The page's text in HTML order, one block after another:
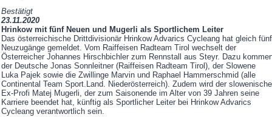
Bestätigt
23.11.2020
Hrinkow mit fünf Neuen und Mugerli als Sportlichem Leiter
Das österreichische Drittdivisionär Hrinkow Advarics Cycleang hat gleich fünf
Neuzugänge gemeldet. Vom Raiffeisen Radteam Tirol wechselt der
Österreicher Johannes Hirschbichler zum Rennstall aus Steyr. Dazu
der Deutsche Jonas Sonnleitner (Raiffeisen Radteam Tirol), der Slowene
Luka Pajek sowie die Zwillinge Marvin und Raphael Hammerschmid (alle
Continental Team Sport.Land. Niederösterreich). Zudem wird der slowenische
Ex-Profi Matej Mugerli, der zum Saisonende im Alter von 39 Jahren seine
Karriere beendet hat, künftig als Sportlicher Leiter bei Hrinkow Advarics
Cycleang verantwortlich sein.